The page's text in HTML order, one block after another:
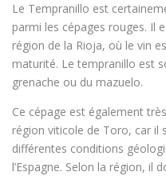
Le Tempranillo est
parmi les cépages rouges. Il
région de la Rioja, où le vin
maturité. Le tempranillo est
grenache ou du mazuelo.
Ce cépage est également
région viticole de Toro, car il
différentes conditions
l’Espagne. Selon la région, il